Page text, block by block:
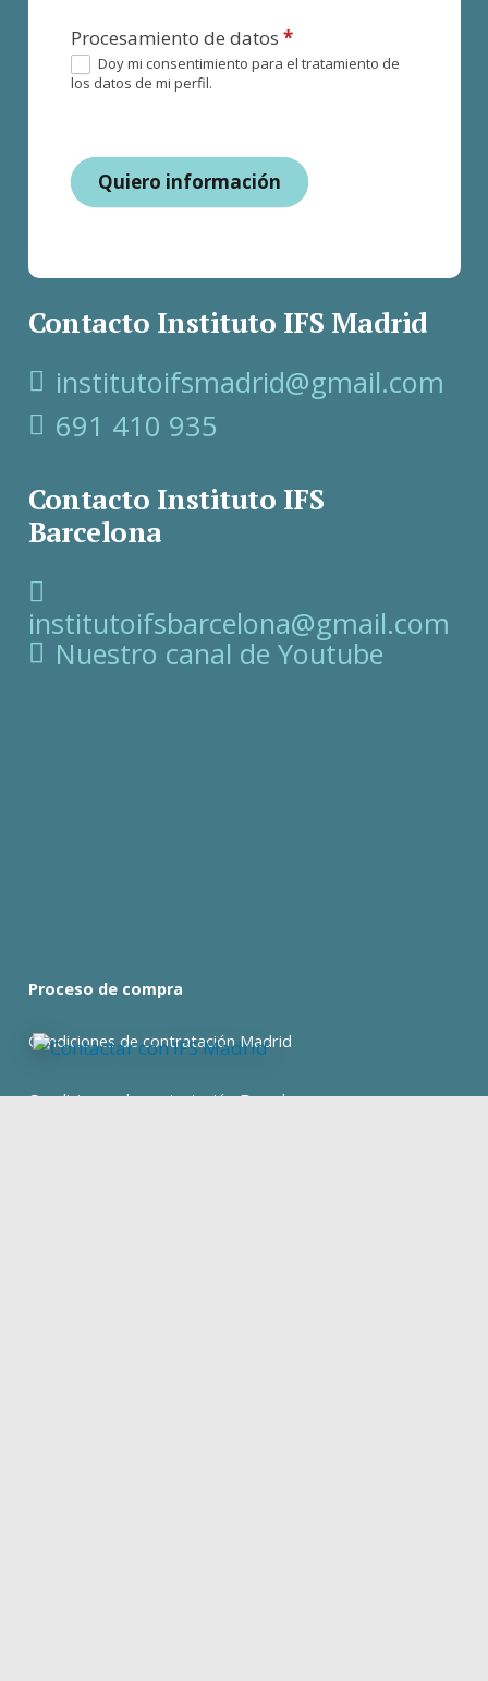
Procesamiento de datos*
Doy mi consentimiento para el tratamiento de
los datos de mi perfil.
Quiero información
Contacto Instituto IFS Madrid
institutoifsmadrid@gmail.com
691 410 935
Contacto Instituto IFS
Barcelona
institutoifsbarcelona@gmail.com
Nuestro canal de Youtube
Proceso de compra
Condiciones de contratación Madrid
Condiciones de contratación Barcelona